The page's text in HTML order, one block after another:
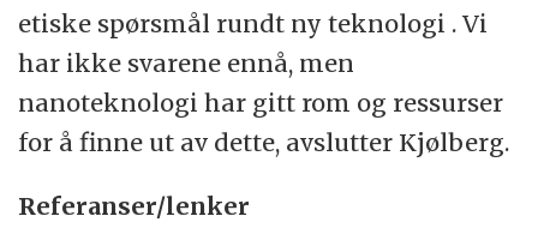
etiske spørsmål rundt ny teknologi . Vi
har ikke svarene ennå, men
nanoteknologi har gitt rom og ressurser
for å finne ut av dette, avslutter Kjølberg.
Referanser/lenker